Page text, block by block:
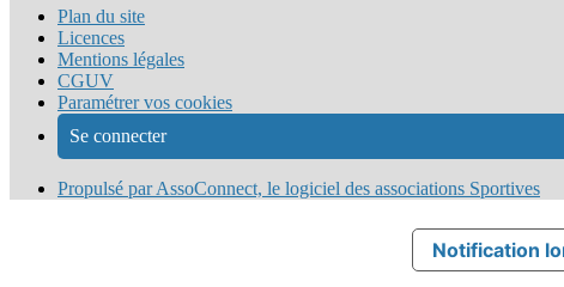
Plan du site
Licences
Mentions légales
CGUV
Paramétrer vos cookies
Se connecter
Propulsé par AssoConnect, le logiciel des associations Sportives
Notification